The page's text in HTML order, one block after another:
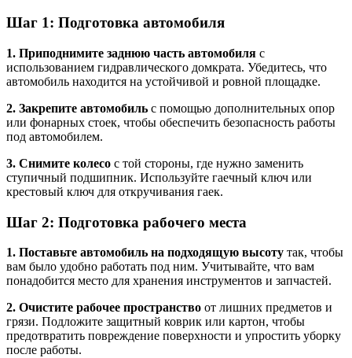
Шаг 1: Подготовка автомобиля
1. Приподнимите заднюю часть автомобиля с
использованием гидравлического домкрата. Убедитесь, что
автомобиль находится на устойчивой и ровной площадке.
2. Закрепите автомобиль с помощью дополнительных опор
или фонарных стоек, чтобы обеспечить безопасность работы
под автомобилем.
3. Снимите колесо с той стороны, где нужно заменить
ступичный подшипник. Используйте гаечный ключ или
крестовый ключ для откручивания гаек.
Шаг 2: Подготовка рабочего места
1. Поставьте автомобиль на подходящую высоту так, чтобы
вам было удобно работать под ним. Учитывайте, что вам
понадобится место для хранения инструментов и запчастей.
2. Очистите рабочее пространство от лишних предметов и
грязи. Подложите защитный коврик или картон, чтобы
предотвратить повреждение поверхности и упростить уборку
после работы.